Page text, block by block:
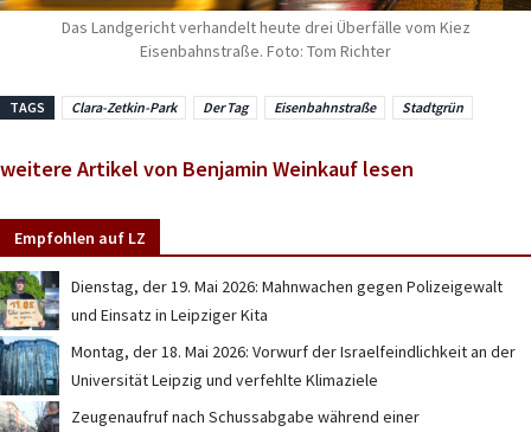
Das Landgericht verhandelt heute drei Überfälle vom Kiez
Eisenbahnstraße. Foto: Tom Richter
TAGS Clara-Zetkin-Park Der Tag Eisenbahnstraße Stadtgrün
weitere Artikel von Benjamin Weinkauf lesen
Empfohlen auf LZ
Dienstag, der 19. Mai 2026: Mahnwachen gegen Polizeigewalt
und Einsatz in Leipziger Kita
Montag, der 18. Mai 2026: Vorwurf der Israelfeindlichkeit an der
Universität Leipzig und verfehlte Klimaziele
Zeugenaufruf nach Schussabgabe während einer